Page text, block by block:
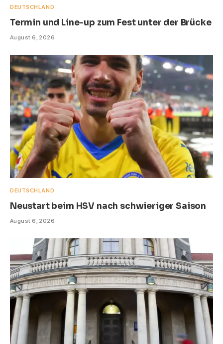
DEUTSCHLAND
Termin und Line-up zum Fest unter der Brücke
August 6, 2026
DEUTSCHLAND
Neustart beim HSV nach schwieriger Saison
August 6, 2026